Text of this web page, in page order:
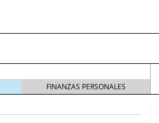
FINANZAS PERSONALES